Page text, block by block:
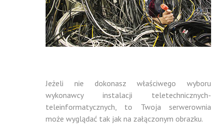
Jeżeli nie dokonasz właściwego wyboru
wykonawcy instalacji teletechnicznych-
teleinformatycznych, to Twoja serwerownia
może wyglądać tak jak na załączonym obrazku.